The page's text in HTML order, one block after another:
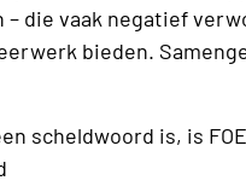
– die vaak negatief
bieden.
scheldwoord is, is